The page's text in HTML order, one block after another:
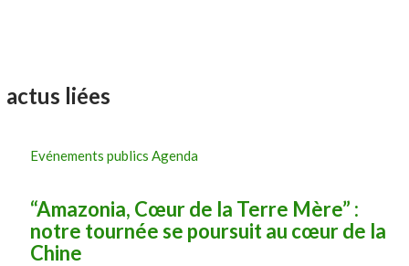
actus liées
Evénements publics Agenda
“Amazonia, Cœur de la Terre Mère” :
notre tournée se poursuit au cœur de la
Chine